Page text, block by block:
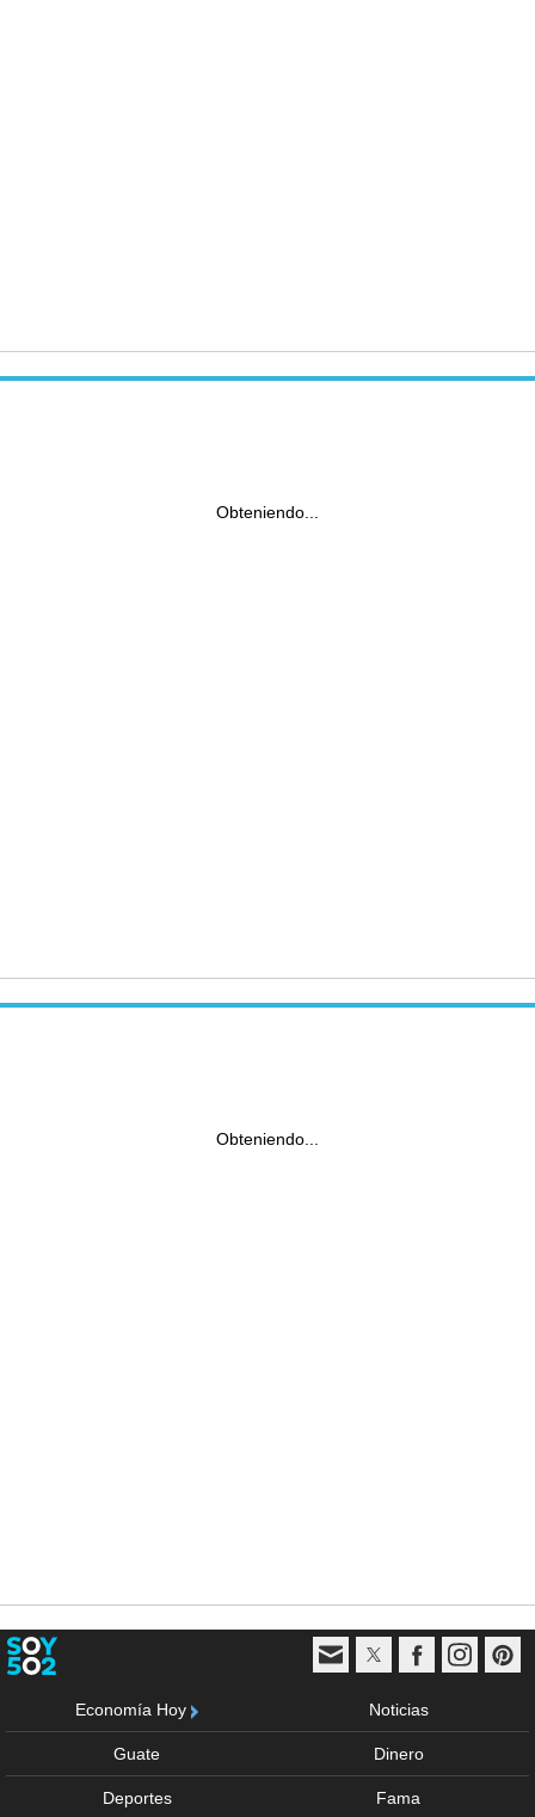
Obteniendo...
Obteniendo...
Economía Hoy Noticias
Guate Dinero
Deportes Fama